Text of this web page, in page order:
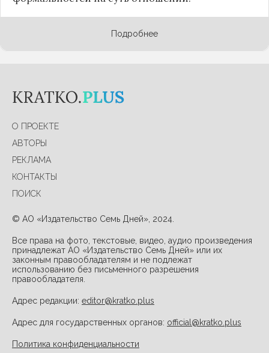
Подробнее
О ПРОЕКТЕ
АВТОРЫ
РЕКЛАМА
КОНТАКТЫ
ПОИСК
© АО «Издательство Семь Дней», 2024.
Все права на фото, текстовые, видео, аудио произведения
принадлежат АО «Издательство Семь Дней» или их
законным правообладателям и не подлежат
использованию без письменного разрешения
правообладателя.
Адрес редакции: editor@kratko.plus
Адрес для государственных органов: official@kratko.plus
Политика конфиденциальности